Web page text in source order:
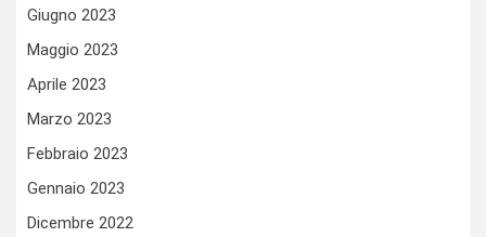
Giugno 2023
Maggio 2023
Aprile 2023
Marzo 2023
Febbraio 2023
Gennaio 2023
Dicembre 2022